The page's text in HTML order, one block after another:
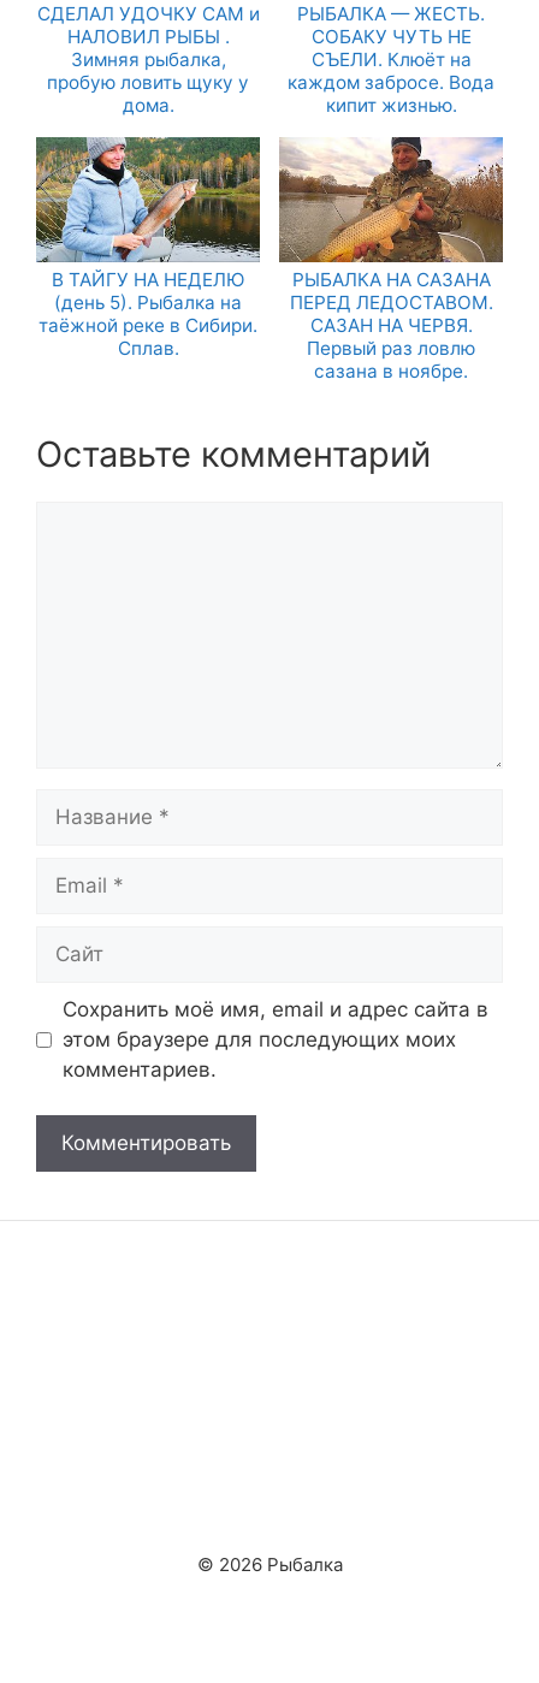
СДЕЛАЛ УДОЧКУ САМ и
НАЛОВИЛ РЫБЫ .
Зимняя рыбалка,
пробую ловить щуку у
дома.
РЫБАЛКА — ЖЕСТЬ.
СОБАКУ ЧУТЬ НЕ
СЪЕЛИ. Клюёт на
каждом забросе. Вода
кипит жизнью.
В ТАЙГУ НА НЕДЕЛЮ
(день 5). Рыбалка на
таёжной реке в Сибири.
Сплав.
РЫБАЛКА НА САЗАНА
ПЕРЕД ЛЕДОСТАВОМ.
САЗАН НА ЧЕРВЯ.
Первый раз ловлю
сазана в ноябре.
Оставьте комментарий
Сохранить моё имя, email и адрес сайта в
этом браузере для последующих моих
комментариев.
© 2026 Рыбалка